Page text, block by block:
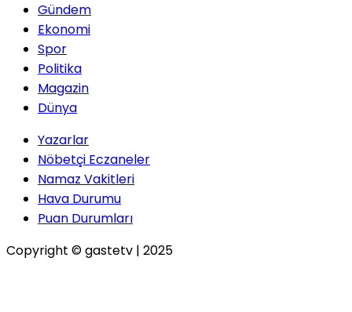
Gündem
Ekonomi
Spor
Politika
Magazin
Dünya
Yazarlar
Nöbetçi Eczaneler
Namaz Vakitleri
Hava Durumu
Puan Durumları
Copyright © gastetv | 2025